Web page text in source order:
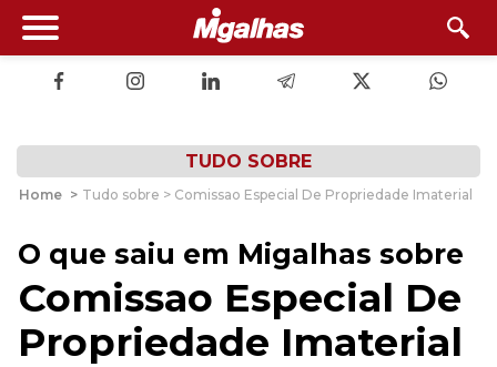
TUDO SOBRE
Home > Tudo sobre > Comissao Especial De Propriedade Imaterial
O que saiu em Migalhas sobre
Comissao Especial De
Propriedade Imaterial